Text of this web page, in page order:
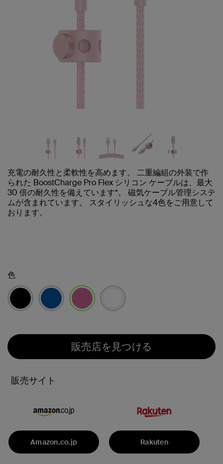
充電の耐久性と柔軟性を高めます。 二重編組の外装で作
られた BoostCharge Pro Flex シリコン ケーブルは、最大
30 倍の耐久性を備えています*。 磁気ケーブル管理システ
ムが含まれています。 スタイリッシュな4色をご用意して
おります。
色
販売店を見つける
販売サイト
Amazon.co.jp Rakuten